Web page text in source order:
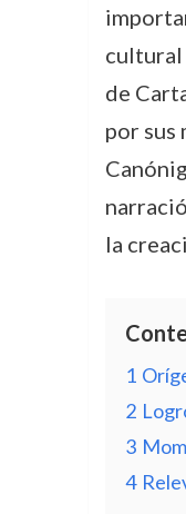
cultural
de
por sus
la
1
2
3
4